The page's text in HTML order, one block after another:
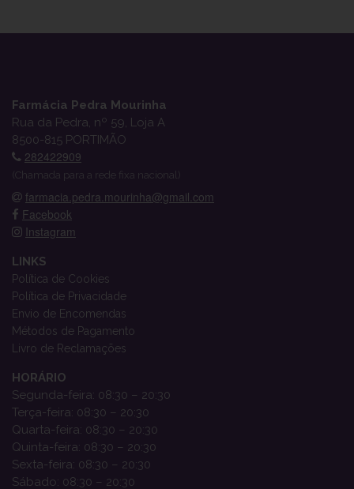
Farmácia Pedra Mourinha
Rua da Pedra, nº 59, Loja A
8500-815 PORTIMÃO
282422909
(Chamada para a rede fixa nacional)
farmacia.pedra.mourinha@gmail.com
Facebook
Instagram
LINKS
Política de Cookies
Política de Privacidade
Envio de Encomendas
Métodos de Pagamento
Livro de Reclamações
HORÁRIO
Segunda-feira: 08:30 – 20:30
Terça-feira: 08:30 – 20:30
Quarta-feira: 08:30 – 20:30
Quinta-feira: 08:30 – 20:30
Sexta-feira: 08:30 – 20:30
Sábado: 08:30 – 20:30